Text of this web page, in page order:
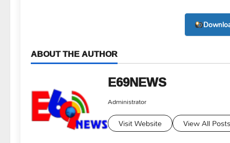
ABOUT THE AUTHOR
E69NEWS
Administrator
Visit Website View All Posts